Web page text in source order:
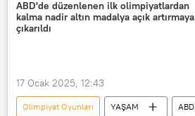
olimpiyat sporcuları
Olimpiyat Köyü
ABD'de düzenlenen ilk olimpiyatlardan
kalma nadir altın madalya açık artırmaya
çıkarıldı
17 Ocak 2025, 12:43
Olimpiyat Oyunları YAŞAM
ABD